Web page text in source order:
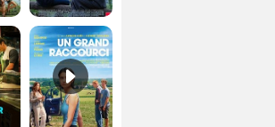
Juste pour une nuit Bande-annonce VO STFR Un grand raccourci Bande-annonce VF